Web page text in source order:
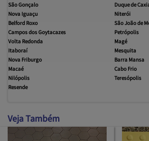
São Gonçalo
Duque de
Nova Iguaçu
Niterói
Belford Roxo
São João de
Campos dos Goytacazes
Petrópolis
Volta Redonda
Magé
Itaboraí
Mesquita
Nova Friburgo
Barra Mansa
Macaé
Cabo Frio
Nilópolis
Teresópolis
Resende
Veja Também